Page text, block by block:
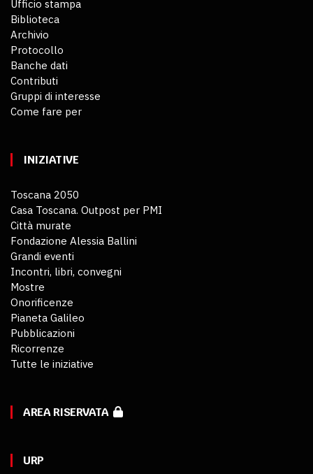
Ufficio stampa
Biblioteca
Archivio
Protocollo
Banche dati
Contributi
Gruppi di interesse
Come fare per
INIZIATIVE
Toscana 2050
Casa Toscana. Outpost per PMI
Città murate
Fondazione Alessia Ballini
Grandi eventi
Incontri, libri, convegni
Mostre
Onorificenze
Pianeta Galileo
Pubblicazioni
Ricorrenze
Tutte le iniziative
AREA RISERVATA
URP